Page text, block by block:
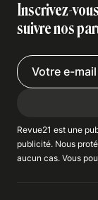
Inscrivez-
suivre nos
Revue21 est une
publicité. Nous
aucun cas. Vous